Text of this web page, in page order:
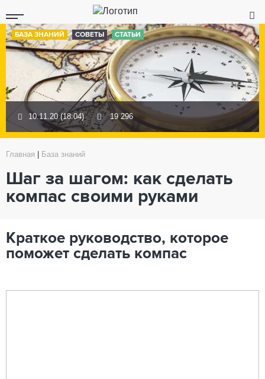
БАЗА ЗНАНИЙ СОВЕТЫ СТАТЬИ
10.11.20 (18:04) 19 296
Главная База знаний
Шаг за шагом: как сделать
компас своими руками
Краткое руководство, которое
поможет сделать компас